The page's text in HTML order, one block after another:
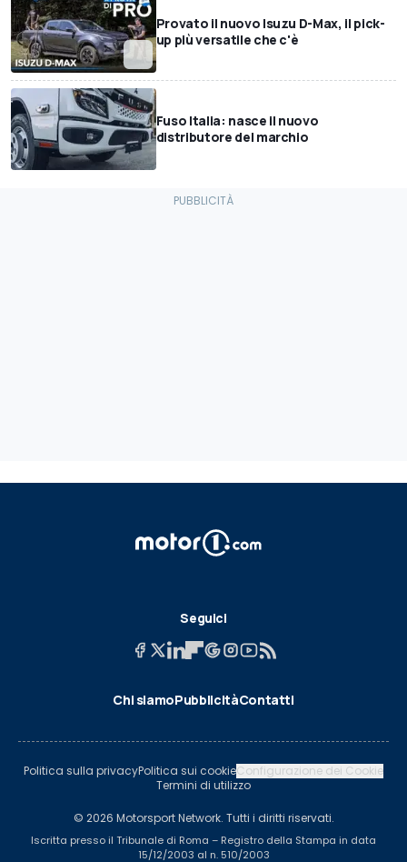
Provato il nuovo Isuzu D-Max, il pick-
up più versatile che c'è
Fuso Italia: nasce il nuovo
distributore del marchio
Seguici
Chi siamoPubblicitàContatti
Politica sulla privacyPolitica sui cookieConfigurazione dei Cookie
Termini di utilizzo
© 2026 Motorsport Network. Tutti i diritti riservati.
Iscritta presso il Tribunale di Roma – Registro della Stampa in data
15/12/2003 al n. 510/2003